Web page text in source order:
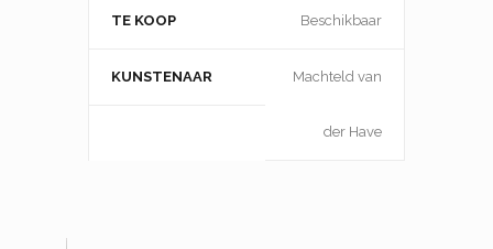
TE KOOP Beschikbaar
KUNSTENAAR Machteld van
der Have